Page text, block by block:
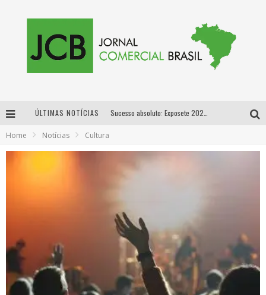
ÚLTIMAS NOTÍCIAS
Home Notícias Cultura